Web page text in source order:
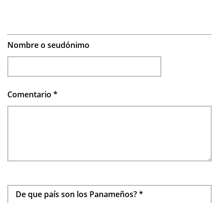
Nombre o seudónimo
Comentario *
De que país son los Panameños?*